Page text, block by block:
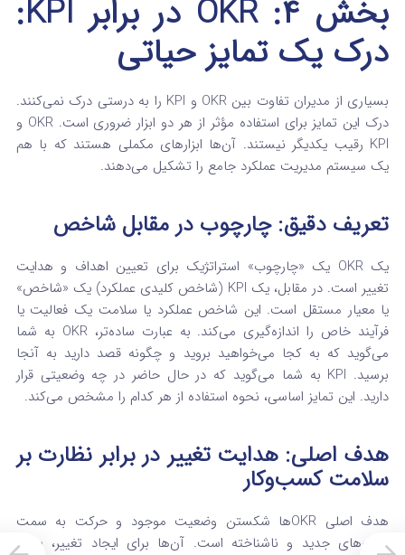
بخش ۴: OKR در برابر KPI:
درک یک تمایز حیاتی
بسیاری از مدیران تفاوت بین OKR و KPI را به درستی درک نمی‌کنند.
درک این تمایز برای استفاده مؤثر از هر دو ابزار ضروری است. OKR و
KPI رقیب یکدیگر نیستند. آن‌ها ابزارهای مکملی هستند که با هم
یک سیستم مدیریت عملکرد جامع را تشکیل می‌دهند.
تعریف دقیق: چارچوب در مقابل شاخص
یک OKR یک «چارچوب» استراتژیک برای تعیین اهداف و هدایت
تغییر است.
در مقابل، یک KPI (شاخص کلیدی عملکرد) یک «شاخص»
یا معیار مستقل است. این شاخص عملکرد یا سلامت یک فعالیت یا
فرآیند خاص را اندازه‌گیری می‌کند.
به عبارت ساده‌تر، OKR به شما
می‌گوید که به کجا می‌خواهید بروید و چگونه قصد دارید به آنجا
برسید. KPI به شما می‌گوید که در حال حاضر در چه وضعیتی قرار
دارید. این تمایز اساسی، نحوه استفاده از هر کدام را مشخص می‌کند.
هدف اصلی: هدایت تغییر در برابر نظارت بر
سلامت کسب‌وکار
هدف اصلی OKRها شکستن وضعیت موجود و حرکت به سمت
قلمروهای جدید و ناشناخته است. آن‌ها برای ایجاد تغییر، بهبود